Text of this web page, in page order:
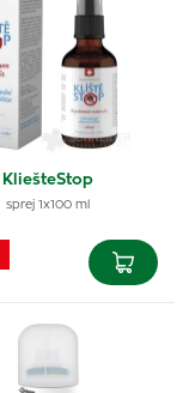
KliešteStop
sprej 1x100 ml